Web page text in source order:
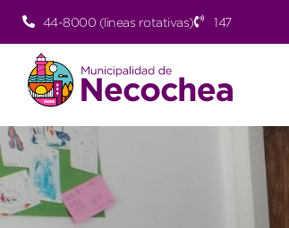
44-8000 (lineas rotativas) 147